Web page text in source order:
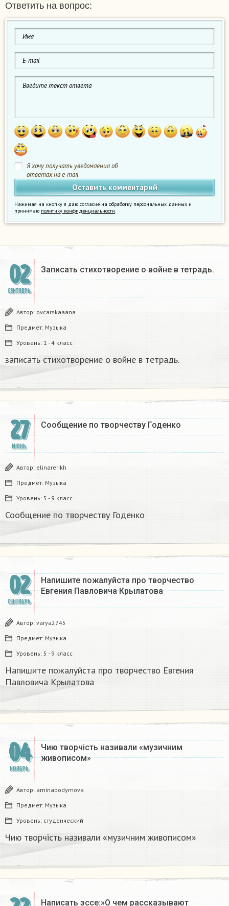
Ответить на вопрос:
Я хочу получать уведомления об
ответах на e-mail
Нажимая на кнопку я даю согласие на обработку персональных данных и
принимаю политику конфиденциальности.
02
СЕНТЯБРЬ
Записать стихотворение о войне в тетрадь.
Автор: ovcarskaaana
Предмет: Музыка
Уровень: 1 - 4 класс
записать стихотворение о войне в тетрадь.
27
ИЮНЬ
Сообщение по творчеству Годенко
Автор: elinarerikh
Предмет: Музыка
Уровень: 5 - 9 класс
Сообщение по творчеству Годенко
02
СЕНТЯБРЬ
Напишите пожалуйста про творчество
Евгения Павловича Крылатова​
Автор: varya2745
Предмет: Музыка
Уровень: 5 - 9 класс
Напишите пожалуйста про творчество Евгения
Павловича Крылатова​
04
НОЯБРЬ
Чию творчість називали «музичним
живописом»
Автор: aminabodymova
Предмет: Музыка
Уровень: студенческий
Чию творчість називали «музичним живописом»
Написать эссе:»О чем рассказывают